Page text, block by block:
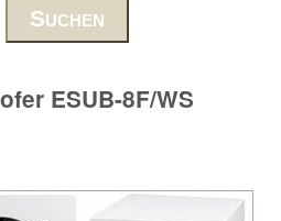
ESUB-8F/WS